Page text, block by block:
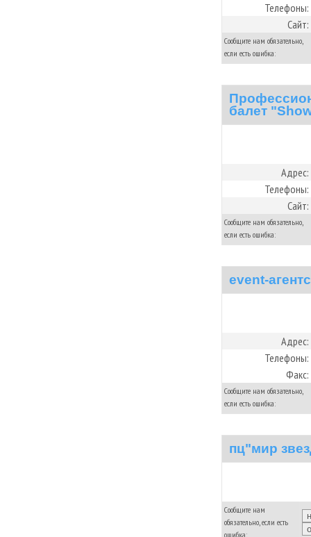
Телефоны:
Сайт:
Сообщите нам обязательно,
если есть ошибка:
балет
Адрес:
Телефоны:
Сайт:
Сообщите нам обязательно,
если есть ошибка:
event-
Адрес:
Телефоны:
Факс:
Сообщите нам обязательно,
если есть ошибка:
пц"мир
Сообщите нам
обязательно, если есть
ошибка: